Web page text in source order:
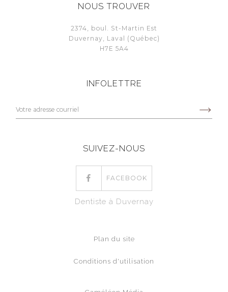
NOUS TROUVER
2374, boul. St-Martin Est
Duvernay, Laval (Québec)
H7E 5A4
INFOLETTRE
SUIVEZ-NOUS
FACEBOOK
Dentiste à Duvernay
Plan du site
Conditions d'utilisation